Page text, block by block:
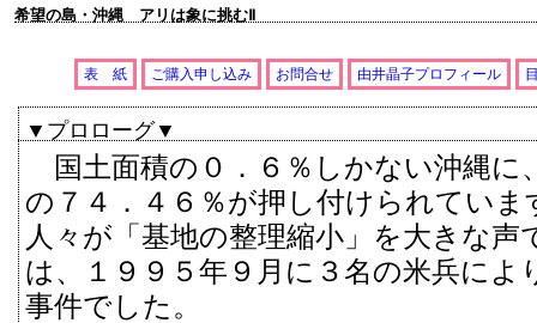
希望の島・沖縄 アリは象に挑むⅡ
表 紙 ご購入申し込み お問合せ 由井晶子プロフィール
▼プロローグ▼
国土面積の０．６％しかない沖縄に
の７４．４６％が押し付けられていま
人々が「基地の整理縮小」を大きな
は、１９９５年９月に３名の米兵によ
事件でした。